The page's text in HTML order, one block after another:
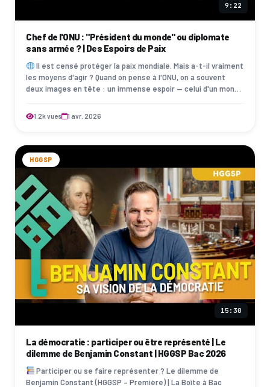
9:22
Chef de l'ONU : "Président du monde" ou diplomate
sans armée ? | Des Espoirs de Paix
Il est censé protéger la paix mondiale. Mais a-t-il vraiment
les moyens d'agir ? Quand on pense à l'ONU, on a souvent
deux images en tête : un immense espoir — celui d'un monde
1.2k vues 1 avr. 2026
HGGSP
15:30
La démocratie : participer ou être représenté | Le
dilemme de Benjamin Constant | HGGSP Bac 2026
Participer ou se faire représenter ? Le dilemme de
Benjamin Constant (HGGSP – Première) | La Boîte à Bac